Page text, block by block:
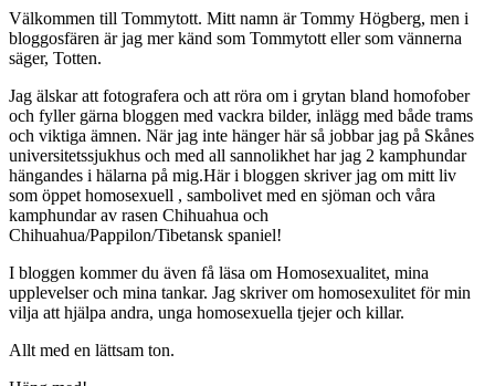
Välkommen till Tommytott. Mitt namn är Tommy Högberg, men i
bloggosfären är jag mer känd som Tommytott eller som vännerna
säger, Totten.
Jag älskar att fotografera och att röra om i grytan bland homofober
och fyller gärna bloggen med vackra bilder, inlägg med både trams
och viktiga ämnen. När jag inte hänger här så jobbar jag på Skånes
universitetssjukhus och med all sannolikhet har jag 2 kamphundar
hängandes i hälarna på mig.Här i bloggen skriver jag om mitt liv
som öppet homosexuell , sambolivet med en sjöman och våra
kamphundar av rasen Chihuahua och
Chihuahua/Pappilon/Tibetansk spaniel!
I bloggen kommer du även få läsa om Homosexualitet, mina
upplevelser och mina tankar. Jag skriver om homosexulitet för min
vilja att hjälpa andra, unga homosexuella tjejer och killar.
Allt med en lättsam ton.